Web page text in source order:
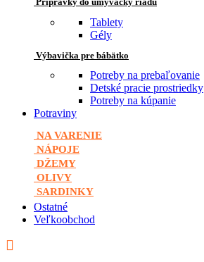
Tablety
Gély
Výbavička pre bábätko
Potreby na prebaľovanie
Detské pracie prostriedky
Potreby na kúpanie
Potraviny
NA VARENIE
NÁPOJE
DŽEMY
OLIVY
SARDINKY
Ostatné
Veľkoobchod